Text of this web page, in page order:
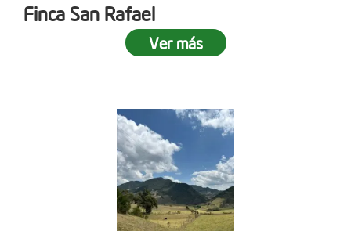
Finca San Rafael
Ver más